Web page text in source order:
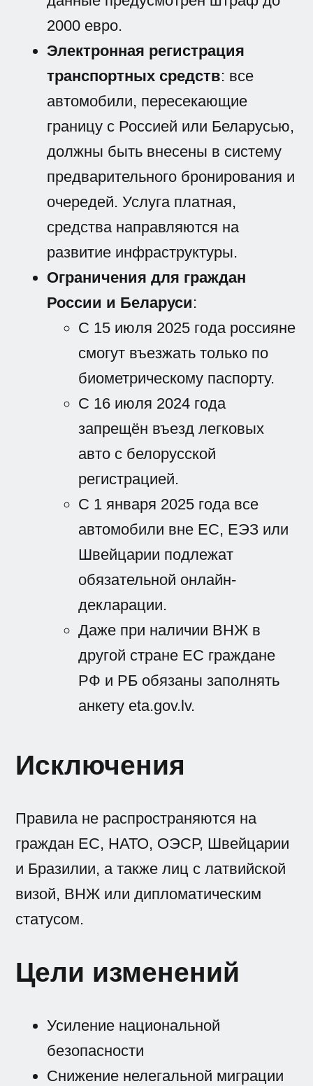
2000 евро.
Электронная регистрация
транспортных средств: все
автомобили, пересекающие
границу с Россией или Беларусью,
должны быть внесены в систему
предварительного бронирования и
очередей. Услуга платная,
средства направляются на
развитие инфраструктуры.
Ограничения для граждан
России и Беларуси:
С 15 июля 2025 года россияне
смогут въезжать только по
биометрическому паспорту.
С 16 июля 2024 года
запрещён въезд легковых
авто с белорусской
регистрацией.
С 1 января 2025 года все
автомобили вне ЕС, ЕЭЗ или
Швейцарии подлежат
обязательной онлайн-
декларации.
Даже при наличии ВНЖ в
другой стране ЕС граждане
РФ и РБ обязаны заполнять
анкету eta.gov.lv.
Исключения
Правила не распространяются на
граждан ЕС, НАТО, ОЭСР, Швейцарии
и Бразилии, а также лиц с латвийской
визой, ВНЖ или дипломатическим
статусом.
Цели изменений
Усиление национальной
безопасности
Снижение нелегальной миграции